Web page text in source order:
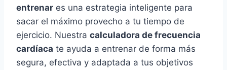
entrenar es una estrategia inteligente para
sacar el máximo provecho a tu tiempo de
ejercicio. Nuestra calculadora de frecuencia
cardíaca te ayuda a entrenar de forma más
segura, efectiva y adaptada a tus objetivos